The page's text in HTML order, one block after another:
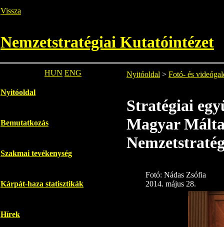
Vissza
Nemzetstratégiai Kutatóintézet
HUN ENG
Nyitóoldal
Bemutatkozás
Szakmai tevékenység
Kárpát-haza statisztikák
Hírek
Nyitóoldal > Fotó- és
Stratégiai
Magyar
Fotó: Nádas Zsófia
2014. május 28.